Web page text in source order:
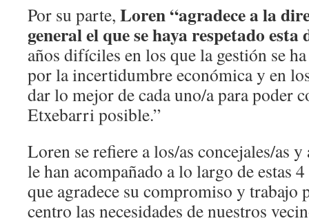
Por su parte, Loren “agradece a la
general el que se haya respetado esta
años difíciles en los que la gestión se
por la incertidumbre económica y en
dar lo mejor de cada uno/a para poder
Etxebarri posible.”
Loren se refiere a los/as concejales/as
le han acompañado a lo largo de estas
que agradece su compromiso y trabajo
centro las necesidades de nuestros